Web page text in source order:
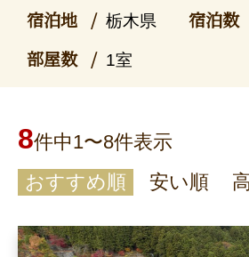
宿泊地 栃木県 宿泊数
部屋数 1室
8件中1〜8件表示
おすすめ順
安い順